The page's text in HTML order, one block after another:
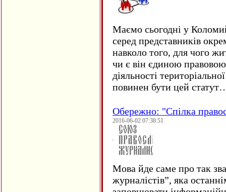
Маємо сьогодні у
серед представників
навколо того, для чого
чи є він єдиною
діяльності
повинен бути цей
Обережно: "Спілка
2016-06-02 07:38:51
Мова йде саме про так
журналістів”, яка